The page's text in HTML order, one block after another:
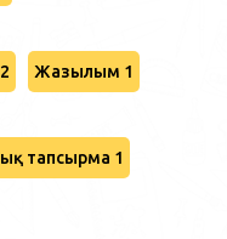
Жазылым 1
тапсырма 1